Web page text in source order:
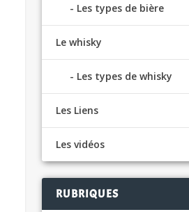
Les types de bière
Le whisky
Les types de whisky
Les Liens
Les vidéos
RUBRIQUES